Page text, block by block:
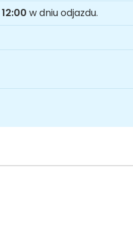
12:00 w dniu odjazdu.